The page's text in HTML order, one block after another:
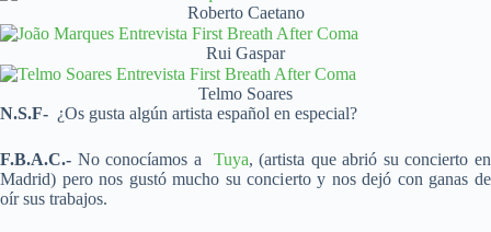
Roberto Caetano
Rui Gaspar
Telmo Soares
N.S.F- ¿Os gusta algún artista español en especial?
F.B.A.C.- No conocíamos a Tuya, (artista que abrió su concierto en
Madrid) pero nos gustó mucho su concierto y nos dejó con ganas de
oír sus trabajos.